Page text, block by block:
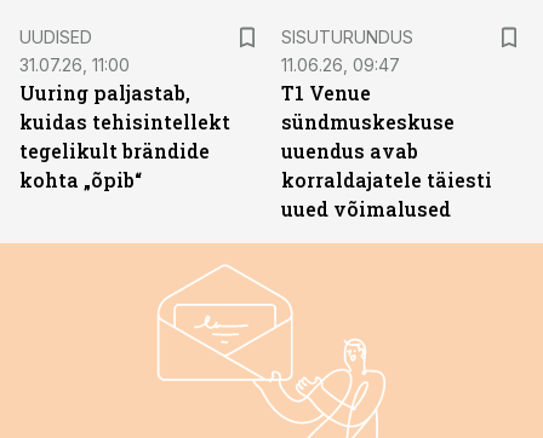
UUDISED
31.07.26, 11:00
Uuring paljastab,
kuidas tehisintellekt
tegelikult brändide
kohta „õpib“
SISUTURUNDUS
11.06.26, 09:47
T1 Venue
sündmuskeskuse
uuendus avab
korraldajatele täiesti
uued võimalused